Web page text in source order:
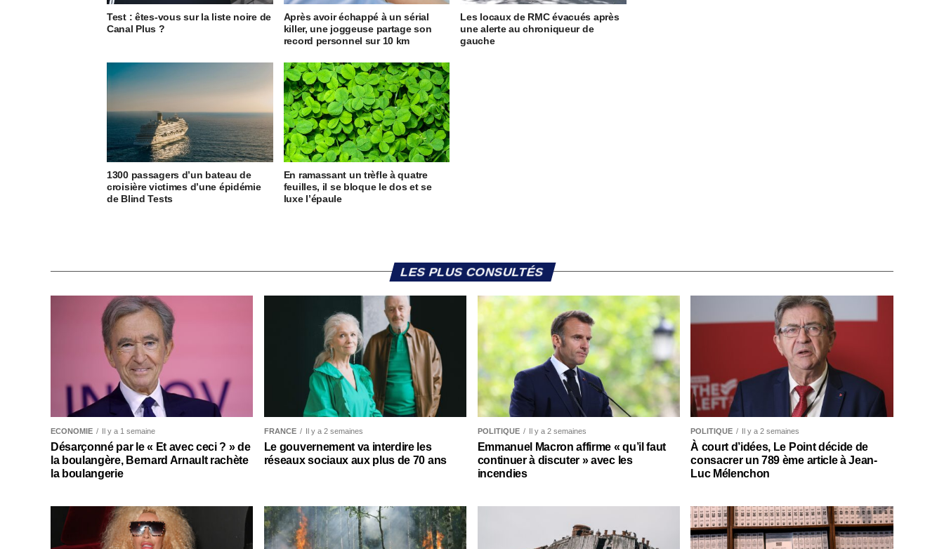
Test : êtes-vous sur la liste noire de
Canal Plus ?
Après avoir échappé à un sérial
killer, une joggeuse partage son
record personnel sur 10 km
Les locaux de RMC évacués après
une alerte au chroniqueur de
gauche
1300 passagers d’un bateau de
croisière victimes d’une épidémie
de Blind Tests
En ramassant un trèfle à quatre
feuilles, il se bloque le dos et se
luxe l’épaule
LES PLUS CONSULTÉS
ECONOMIE Il y a 1 semaine
Désarçonné par le « Et avec ceci ? » de
la boulangère, Bernard Arnault rachète
la boulangerie
FRANCE Il y a 2 semaines
Le gouvernement va interdire les
réseaux sociaux aux plus de 70 ans
POLITIQUE Il y a 2 semaines
Emmanuel Macron affirme « qu’il faut
continuer à discuter » avec les
incendies
POLITIQUE Il y a 2 semaines
À court d’idées, Le Point décide de
consacrer un 789 ème article à Jean-
Luc Mélenchon